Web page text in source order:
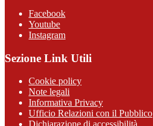
Facebook
Youtube
Instagram
Sezione Link Utili
Cookie policy
Note legali
Informativa Privacy
Ufficio Relazioni con il Pubblico